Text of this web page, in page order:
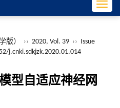
版） ›› 2020, Vol. 39 ›› Issue
j.cnki.sdkjzk.2020.01.014
型自适应神经网